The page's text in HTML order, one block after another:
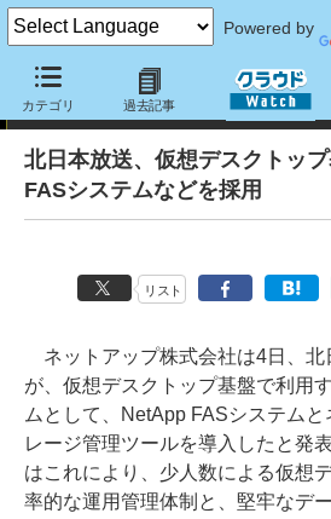
Powered by
カテゴリ 過去記事
ニュース
北日本放送、仮想デスクトッ
FASシステムなどを採用
リスト
ネットアップ株式会社は4日、北
が、仮想デスクトップ基盤で利用
ムとして、NetApp FASシステムと
レージ管理ツールを導入したと発
はこれにより、少人数による仮想
率的な運用管理体制と、堅牢なデ